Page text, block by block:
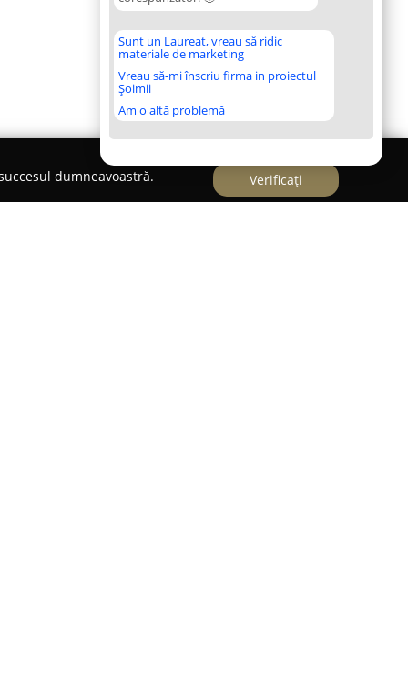
Sunt un Laureat, vreau să ridic
materiale de marketing
Vreau să-mi înscriu firma in proiectul
Șoimii
Am o altă problemă
dumneavoastră. Verificați